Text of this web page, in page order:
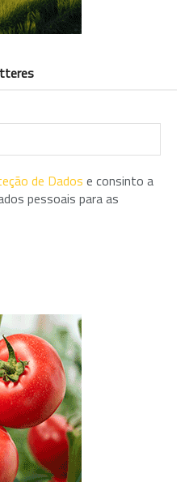
de Dados e consinto a
pessoais para as